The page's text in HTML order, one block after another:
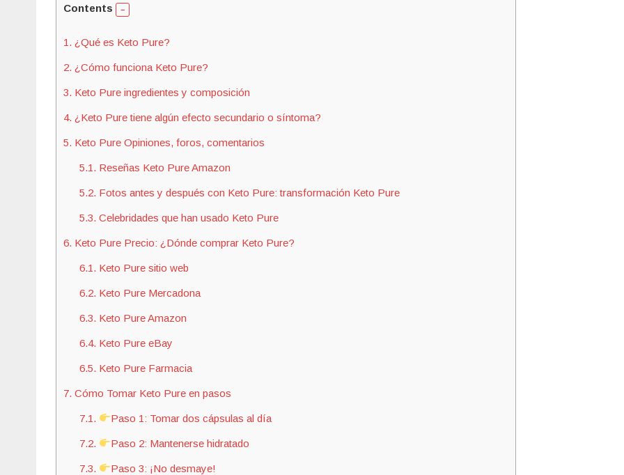
Contents
1. ¿Qué es Keto Pure?
2. ¿Cómo funciona Keto Pure?
3. Keto Pure ingredientes y composición
4. ¿Keto Pure tiene algún efecto secundario o síntoma?
5. Keto Pure Opiniones, foros, comentarios
5.1. Reseñas Keto Pure Amazon
5.2. Fotos antes y después con Keto Pure: transformación Keto Pure
5.3. Celebridades que han usado Keto Pure
6. Keto Pure Precio: ¿Dónde comprar Keto Pure?
6.1. Keto Pure sitio web
6.2. Keto Pure Mercadona
6.3. Keto Pure Amazon
6.4. Keto Pure eBay
6.5. Keto Pure Farmacia
7. Cómo Tomar Keto Pure en pasos
7.1. Paso 1: Tomar dos cápsulas al día
7.2. Paso 2: Mantenerse hidratado
7.3. Paso 3: ¡No desmaye!